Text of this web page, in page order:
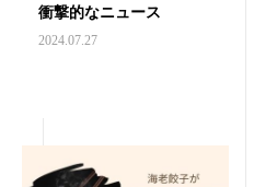
衝撃的なニュース
2024.07.27